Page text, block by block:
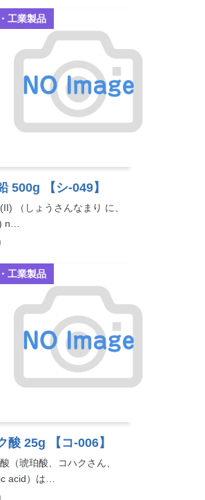
工業製品
500g 【シ-049】
（しょうさんなまり に、
n…
工業製品
酸 25g 【コ-006】
（琥珀酸、コハクさん、
acid）は…